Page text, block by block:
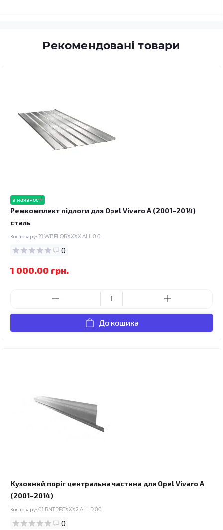
Рекомендовані товари
в наявності
Ремкомплект підлоги для Opel Vivaro A (2001–2014)
сталь
Код товару: 21.WBFLORXXXX.ALL.0.0
0
1 000.00 грн.
До кошика
Кузовний поріг центральна частина для Opel Vivaro A
(2001–2014)
Код товару: 01.RNTRFCXXX2.ALL.R.00
0